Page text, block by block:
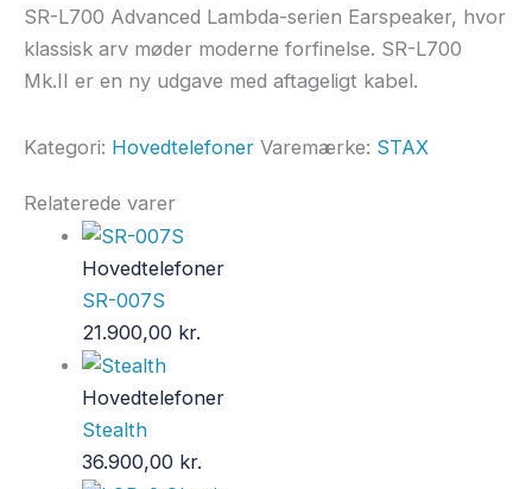
SR-L700 Advanced Lambda-serien Earspeaker, hvor
klassisk arv møder moderne forfinelse. SR-L700
Mk.II er en ny udgave med aftageligt kabel.
Kategori: Hovedtelefoner Varemærke: STAX
Relaterede varer
Hovedtelefoner
SR-007S
21.900,00 kr.
Hovedtelefoner
Stealth
36.900,00 kr.